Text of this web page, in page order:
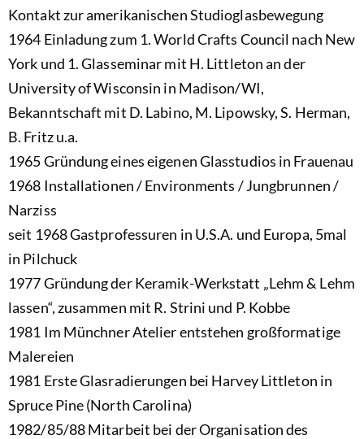
Kontakt zur amerikanischen Studioglasbewegung
1964 Einladung zum 1. World Crafts Council nach New
York und 1. Glasseminar mit H. Littleton an der
University of Wisconsin in Madison/WI,
Bekanntschaft mit D. Labino, M. Lipowsky, S. Herman,
B. Fritz u.a.
1965 Gründung eines eigenen Glasstudios in Frauenau
1968 Installationen / Environments / Jungbrunnen /
Narziss
seit 1968 Gastprofessuren in U.S.A. und Europa, 5mal
in Pilchuck
1977 Gründung der Keramik-Werkstatt „Lehm & Lehm
lassen“, zusammen mit R. Strini und P. Kobbe
1981 Im Münchner Atelier entstehen großformatige
Malereien
1981 Erste Glasradierungen bei Harvey Littleton in
Spruce Pine (North Carolina)
1982/85/88 Mitarbeit bei der Organisation des